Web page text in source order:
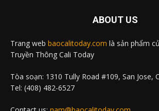
ABOUT US
Trang web baocalitoday.com là sản phẩm
Truyền Thông Cali Today
Tòa soạn: 1310 Tully Road #109, San Jose,
Tel: (408) 482-6527